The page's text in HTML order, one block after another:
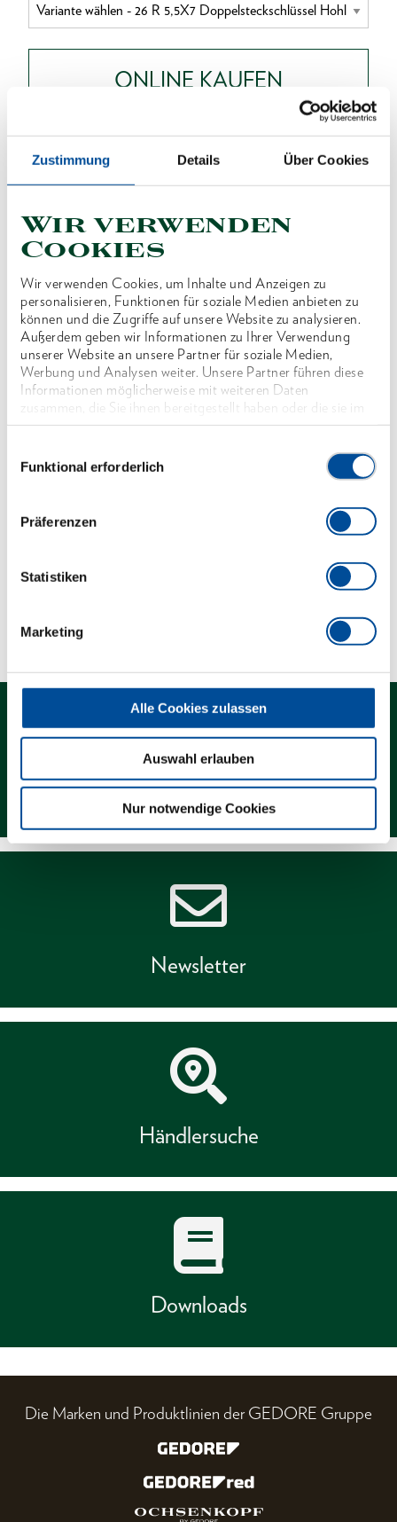
Zustimmung Details Über Cookies
Wir verwenden
Cookies
Wir verwenden Cookies, um Inhalte und Anzeigen zu
personalisieren, Funktionen für soziale Medien anbieten zu
können und die Zugriffe auf unsere Website zu analysieren.
Außerdem geben wir Informationen zu Ihrer Verwendung
unserer Website an unsere Partner für soziale Medien,
Werbung und Analysen weiter. Unsere Partner führen diese
Informationen möglicherweise mit weiteren Daten
zusammen, die Sie ihnen bereitgestellt haben oder die sie im
Rahmen Ihrer Nutzung der Dienste gesammelt haben. Unsere
Funktional erforderlich
Präferenzen
Statistiken
Marketing
Alle Cookies zulassen
Auswahl erlauben
Nur notwendige Cookies
ONLINE KAUFEN
HÄNDLER FINDEN
Produktlinie EAN4010886622285
Produktbeschreibung
Ausführung nach DIN 896, Form B, ISO 2236, ISO
1085
Mit Hohlschaft, aus Stahlrohr, DIN 2391 nahtlos,
gehärtet, aus Werkstoff C35, verchromt
Mit Bohrung für Drehstifte No. 26 D und No. 26
RS (bitte separat bestellen)
Kontakt
Newsletter
Händlersuche
Downloads
Die Marken und Produktlinien der GEDORE Gruppe